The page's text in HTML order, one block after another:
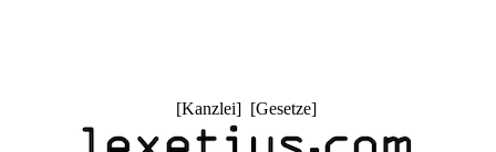
[Kanzlei] [Gesetze]